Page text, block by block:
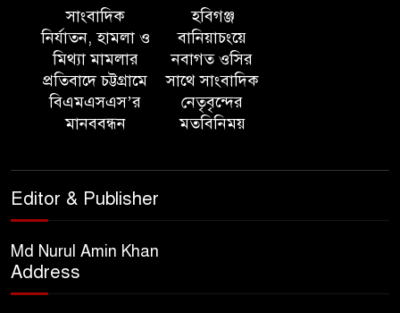
মামলায় এক বছরের সাজা
‘সমন্বিত উদ্যোগেই গড়ে উঠবে
আধুনিক সিলেট’ – বাণিজ্যমন্ত্রী
আয়োজন ‘শ্রাবনের মেঘগুলো’
গভীর শ্রদ্ধা নিবেদন
সাংবাদিক
নির্যাতন, হামলা ও
মিথ্যা মামলার
প্রতিবাদে চট্টগ্রামে
বিএমএসএস’র
মানববন্ধন
হবিগঞ্জ
বানিয়াচংয়ে
নবাগত ওসির
সাথে সাংবাদিক
নেতৃবৃন্দের
মতবিনিময়
Editor & Publisher
Md Nurul Amin Khan
Address